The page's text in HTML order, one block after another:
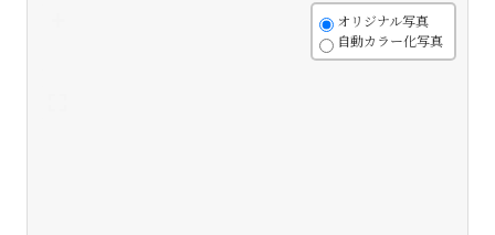
オリジナル写真
自動カラー化写真